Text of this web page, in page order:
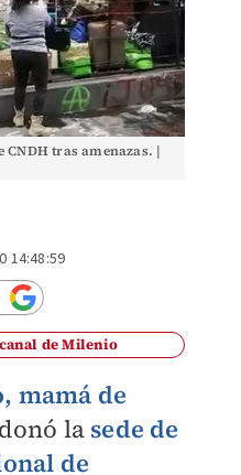
CNDH tras amenazas. |
14:48:59
de Milenio
mamá de
la sede de
de